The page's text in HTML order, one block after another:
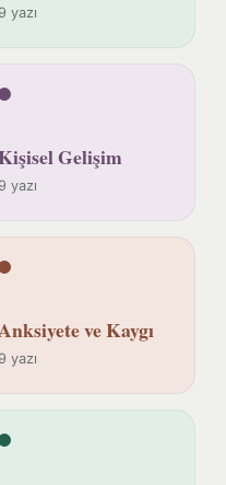
9 yazı
Gelişim
9 yazı
ve Kaygı
9 yazı